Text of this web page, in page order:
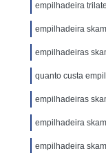
empilhadeira
empilhadeira
empilhadeiras
quanto custa
empilhadeiras
empilhadeira
empilhadeira